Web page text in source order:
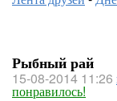
Рыбный рай
15-08-2014 11:26
понравилось!